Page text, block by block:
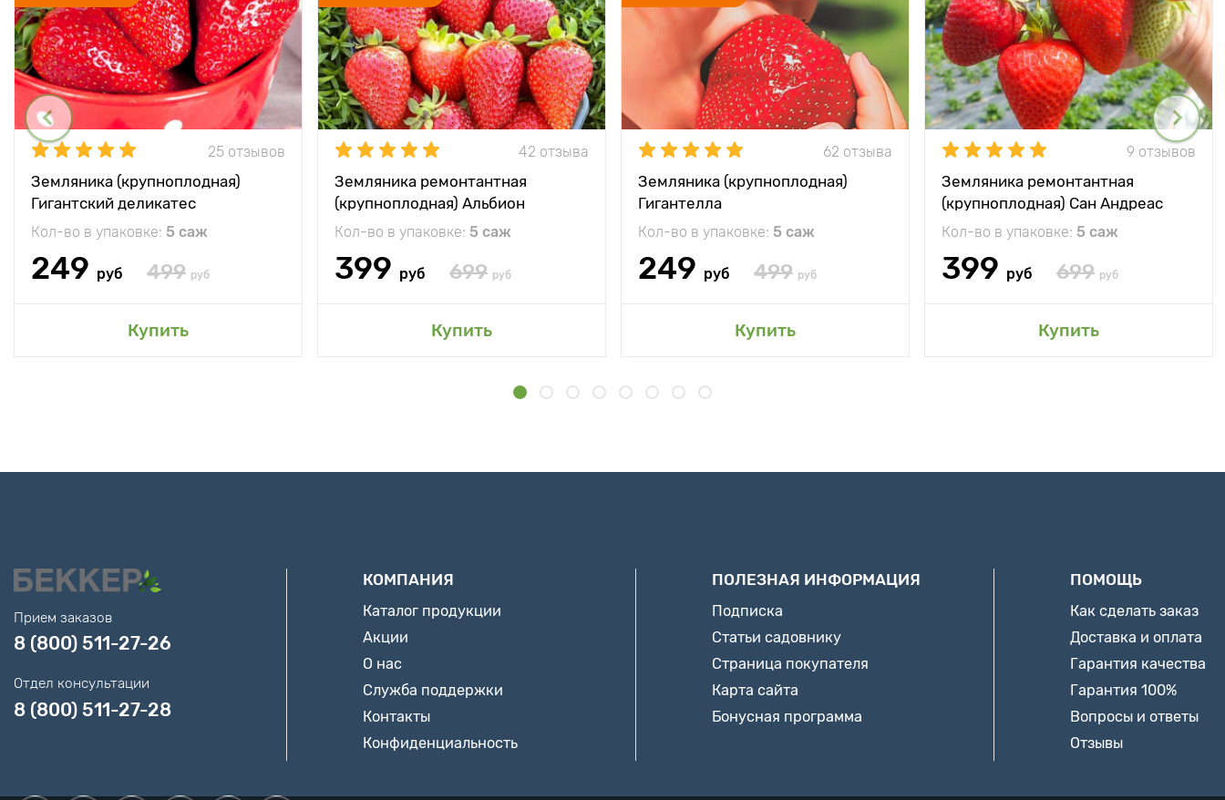
25 отзывов
Земляника (крупноплодная)
Гигантский деликатес
Кол-во в упаковке: 5 саж
249 руб 499 руб
Купить
42 отзыва
Земляника ремонтантная
(крупноплодная) Альбион
Кол-во в упаковке: 5 саж
399 руб 699 руб
Купить
62 отзыва
Земляника (крупноплодная)
Гигантелла
Кол-во в упаковке: 5 саж
249 руб 499 руб
Купить
9 отзывов
Земляника ремонтантная
(крупноплодная) Сан Андреас
Кол-во в упаковке: 5 саж
399 руб 699 руб
Купить
Прием заказов
8 (800) 511-27-26
Отдел консультации
8 (800) 511-27-28
КОМПАНИЯ
Каталог продукции
Акции
О нас
Служба поддержки
Контакты
Конфиденциальность
ПОЛЕЗНАЯ ИНФОРМАЦИЯ
Подписка
Статьи садовнику
Страница покупателя
Карта сайта
Бонусная программа
ПОМОЩЬ
Как сделать заказ
Доставка и оплата
Гарантия качества
Гарантия 100%
Вопросы и ответы
Отзывы